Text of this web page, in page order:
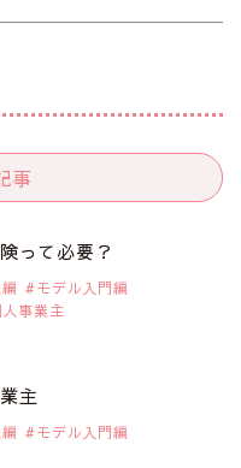
事
って必要？
モデル入門編
事業主
主
モデル入門編